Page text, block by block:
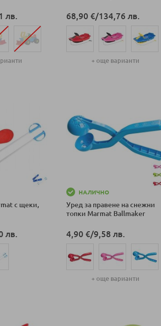
лв. 68,90 €/134,76 лв.
+ още варианти
с щеки,
лв.
НАЛИЧНО
Уред за правене на снежни
топки Marmat Ballmaker
4,90 €/9,58 лв.
+ още варианти